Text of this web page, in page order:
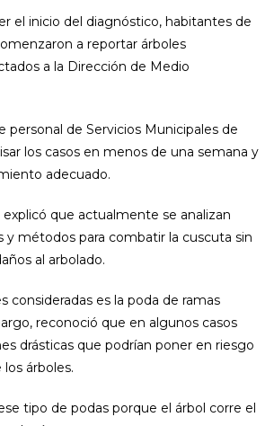
el inicio del diagnóstico, habitantes de
a reportar árboles
a la Dirección de Medio
personal de Servicios Municipales de
los casos en menos de una semana y
adecuado.
explicó que actualmente se analizan
y métodos para combatir la cuscuta sin
al arbolado.
consideradas es la poda de ramas
reconoció que en algunos casos
drásticas que podrían poner en riesgo
árboles.
tipo de podas porque el árbol corre el